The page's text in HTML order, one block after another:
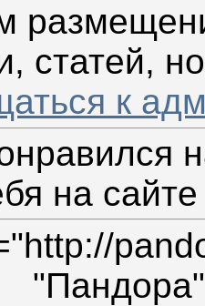
статей,
к
на